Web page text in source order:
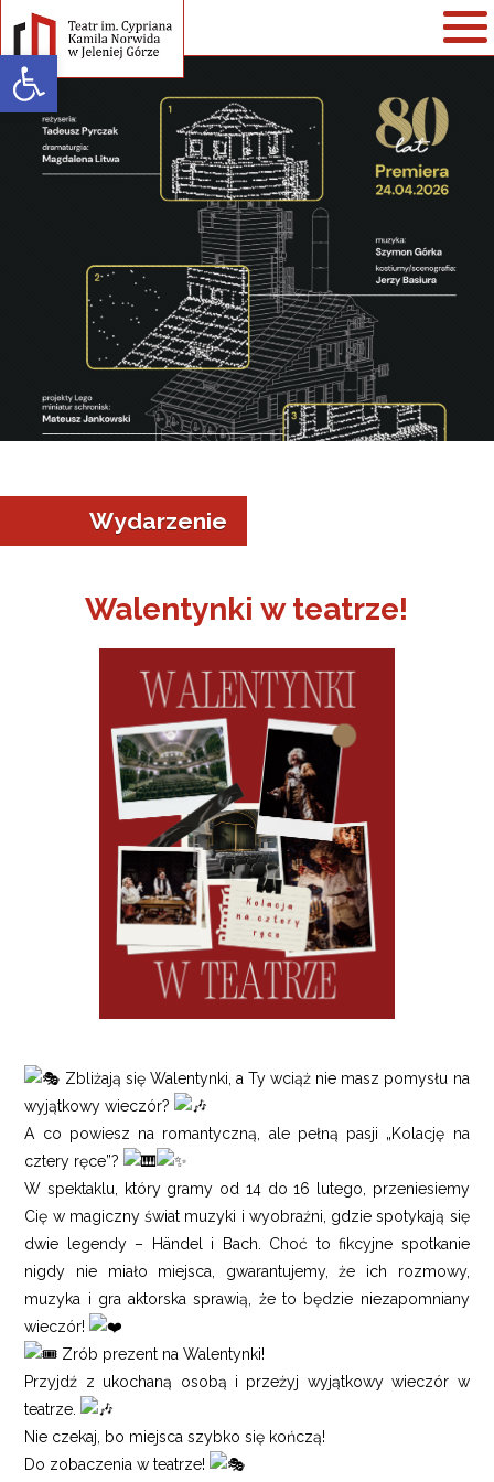
Open toolbar
Wydarzenie
Walentynki w teatrze!
Zbliżają się Walentynki, a Ty wciąż nie masz pomysłu na
wyjątkowy wieczór?
A co powiesz na romantyczną, ale pełną pasji „Kolację na
cztery ręce”?
W spektaklu, który gramy od 14 do 16 lutego, przeniesiemy
Cię w magiczny świat muzyki i wyobraźni, gdzie spotykają się
dwie legendy – Händel i Bach. Choć to fikcyjne spotkanie
nigdy nie miało miejsca, gwarantujemy, że ich rozmowy,
muzyka i gra aktorska sprawią, że to będzie niezapomniany
wieczór!
Zrób prezent na Walentynki!
Przyjdź z ukochaną osobą i przeżyj wyjątkowy wieczór w
teatrze.
Nie czekaj, bo miejsca szybko się kończą!
Do zobaczenia w teatrze!